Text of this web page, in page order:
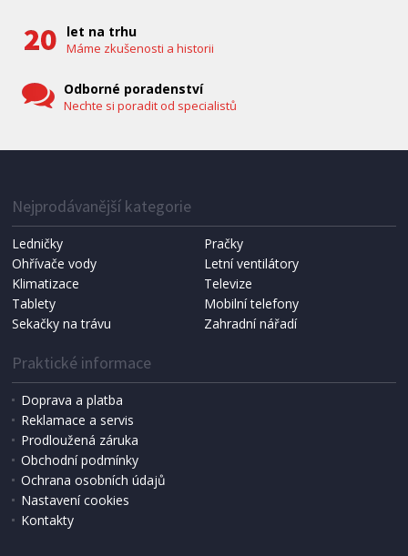
NÁHRADNÍ SÁČKY DO VYSAVAČE
Koma KRA-SB02S (Multi Bag, S-BAG SMS)
let na trhu
Máme zkušenosti a historii
Odborné poradenství
Nechte si poradit od specialistů
Nejprodávanější kategorie
Ledničky
Pračky
Ohřívače vody
Letní ventilátory
Klimatizace
Televize
Tablety
Mobilní telefony
Sekačky na trávu
Zahradní nářadí
Praktické informace
Doprava a platba
Reklamace a servis
Prodloužená záruka
Obchodní podmínky
Ochrana osobních údajů
Nastavení cookies
Kontakty